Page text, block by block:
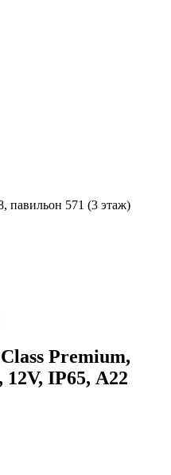
павильон 571 (3 этаж)
Premium,
12V, IP65, А22